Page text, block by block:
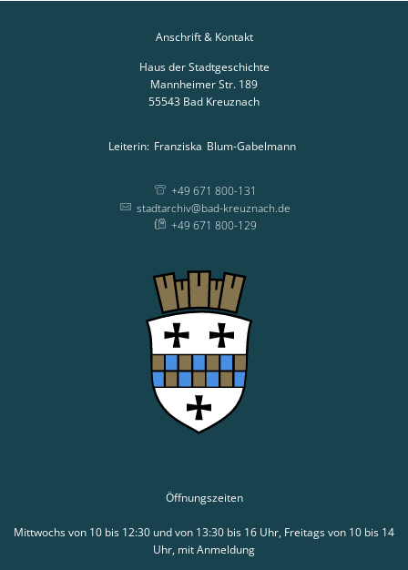
Anschrift & Kontakt
Haus der Stadtgeschichte
Mannheimer Str. 189
55543 Bad Kreuznach
Leiterin: Franziska Blum-Gabelmann
+49 671 800-131
stadtarchiv@bad-kreuznach.de
+49 671 800-129
Öffnungszeiten
Mittwochs von 10 bis 12:30 und von 13:30 bis 16 Uhr, Freitags von 10 bis 14
Uhr, mit Anmeldung